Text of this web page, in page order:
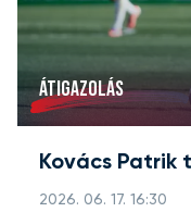
ÁTIGAZOLÁS
Kovács Patrik
2026. 06. 17. 16:30